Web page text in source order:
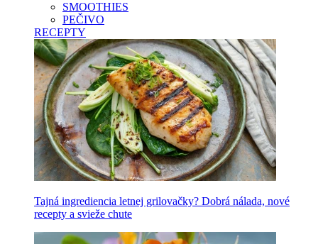
SMOOTHIES
PEČIVO
RECEPTY
Tajná ingrediencia letnej grilovačky? Dobrá nálada, nové
recepty a svieže chute